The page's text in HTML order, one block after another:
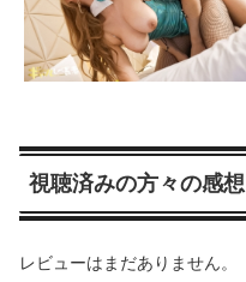
視聴済みの方々の感想
レビューはまだありません。